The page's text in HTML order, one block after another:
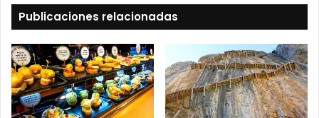
o
r
r
e
o
Publicaciones relacionadas